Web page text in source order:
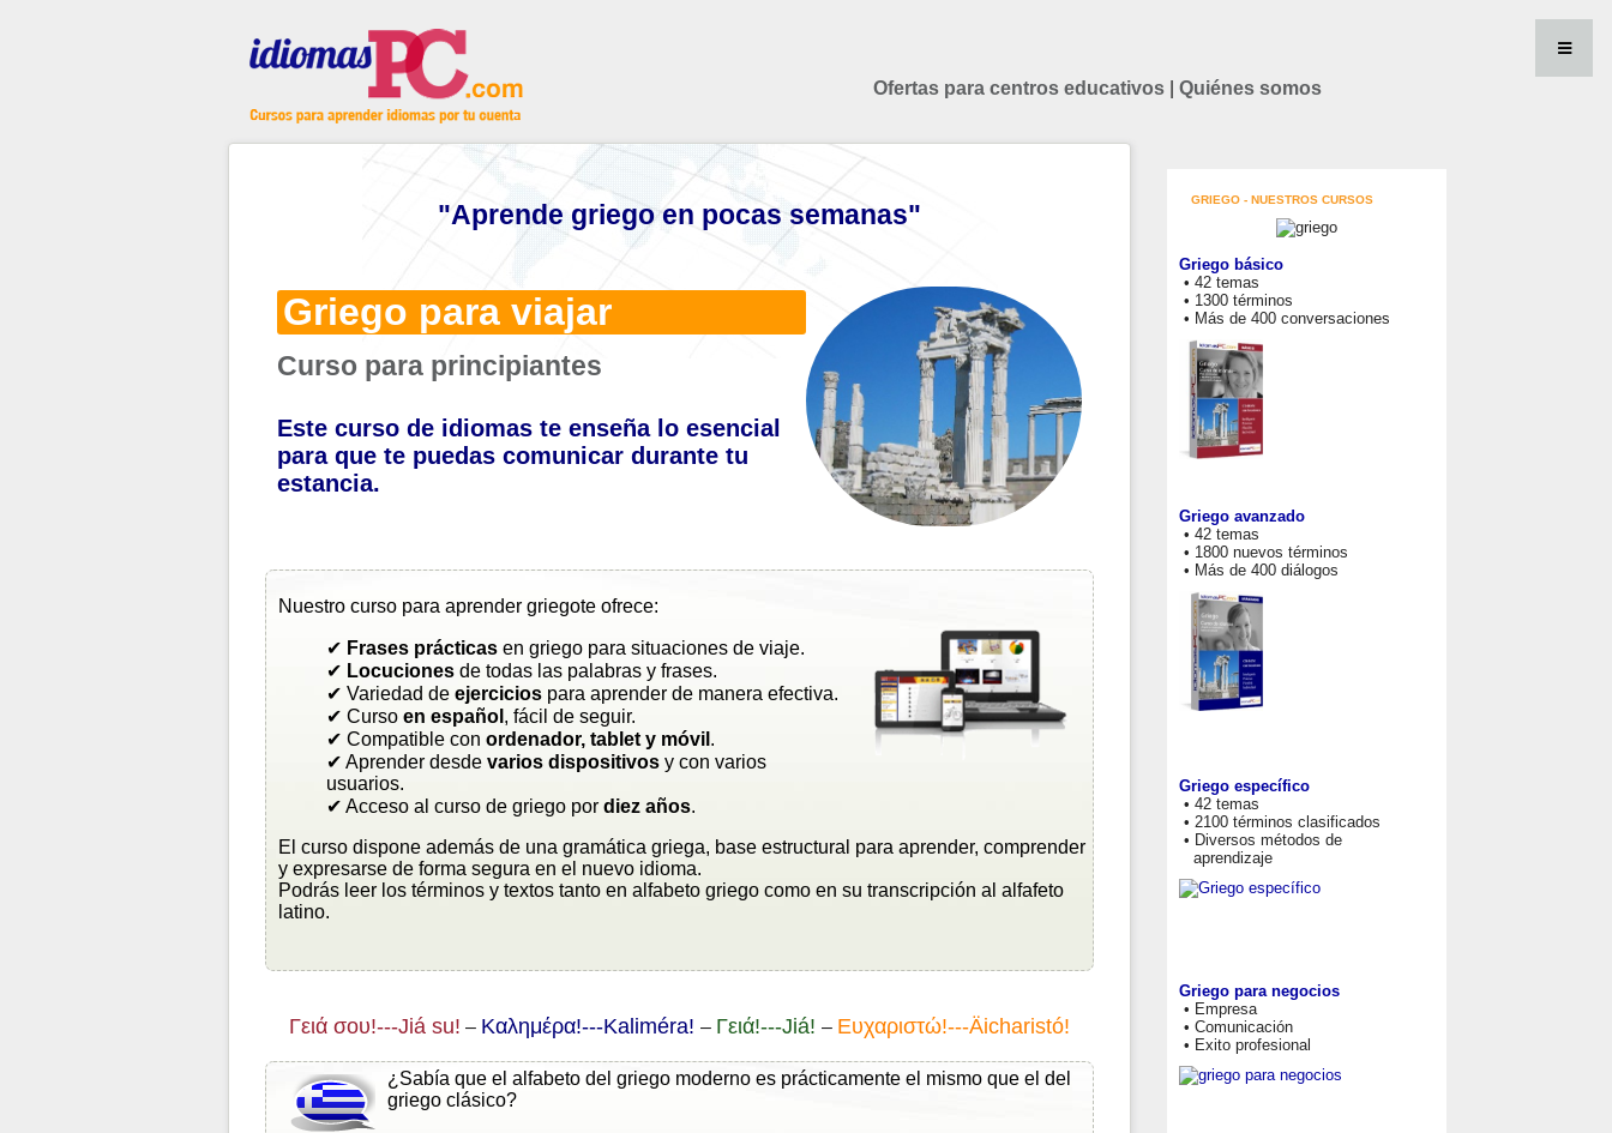
Ofertas para centros educativos Quiénes somos
"Aprende griego en pocas semanas"
Griego para viajar
Curso para principiantes
Este curso de idiomas te enseña lo esencial
para que te puedas comunicar durante tu
estancia.
Nuestro curso para aprender griegote ofrece:
✔ Frases prácticasen griego para situaciones de viaje.
✔ Locucionesde todas las palabras y frases.
✔ Variedad de ejerciciospara aprender de manera efectiva.
✔ Curso en español , fácil de seguir.
✔ Compatible con ordenador, tablet y móvil .
✔ Aprender desde varios dispositivosy con varios
usuarios.
✔ Acceso al curso de griego por diez años.
El curso dispone además de una gramática griega, base estructural para aprender, comprender
y expresarse de forma segura en el nuevo idioma.
Podrás leer los términos y textos tanto en alfabeto griego como en su transcripción al alfafeto
latino.
Γειά σου!---Jiá su! – Καλημέρα!---Kaliméra! – Γειά!---Jiá! – Ευχαριστώ!---Äicharistó!
¿Sabía que el alfabeto del griego moderno es prácticamente el mismo que el del
griego clásico?
GRIEGO - NUESTROS CURSOS
Griego básico
• 42 temas
• 1300 términos
• Más de 400 conversaciones
Griego avanzado
• 42 temas
• 1800 nuevos términos
• Más de 400 diálogos
Griego específico
• 42 temas
• 2100 términos clasificados
• Diversos métodos de
aprendizaje
Griego para negocios
• Empresa
• Comunicación
• Exito profesional